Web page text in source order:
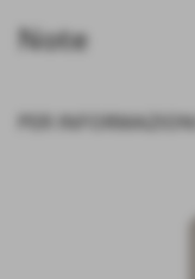
Note
PER INFORMAZIONI